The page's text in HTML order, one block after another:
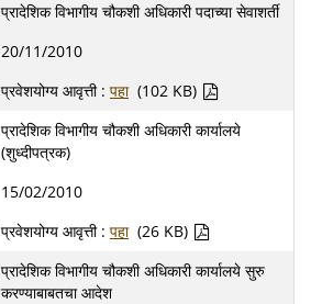
प्रादेशिक विभागीय चौकशी अधिकारी पदाच्या सेवाशर्ती
20/11/2010
प्रवेशयोग्य आवृत्ती : पहा (102 KB)
प्रादेशिक विभागीय चौकशी अधिकारी कार्यालये
(शुध्दीपत्रक)
15/02/2010
प्रवेशयोग्य आवृत्ती : पहा (26 KB)
प्रादेशिक विभागीय चौकशी अधिकारी कार्यालये सुरु
करण्याबाबतचा आदेश